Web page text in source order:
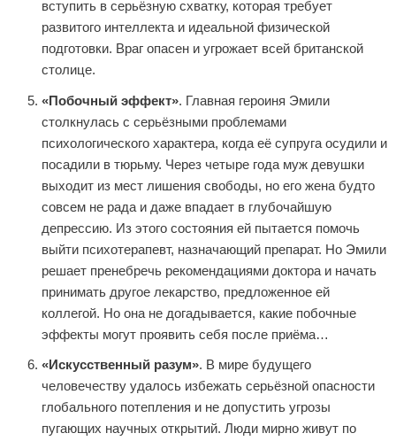
вступить в серьёзную схватку, которая требует
развитого интеллекта и идеальной физической
подготовки. Враг опасен и угрожает всей британской
столице.
«Побочный эффект». Главная героиня Эмили
столкнулась с серьёзными проблемами
психологического характера, когда её супруга осудили и
посадили в тюрьму. Через четыре года муж девушки
выходит из мест лишения свободы, но его жена будто
совсем не рада и даже впадает в глубочайшую
депрессию. Из этого состояния ей пытается помочь
выйти психотерапевт, назначающий препарат. Но Эмили
решает пренебречь рекомендациями доктора и начать
принимать другое лекарство, предложенное ей
коллегой. Но она не догадывается, какие побочные
эффекты могут проявить себя после приёма…
«Искусственный разум». В мире будущего
человечеству удалось избежать серьёзной опасности
глобального потепления и не допустить угрозы
пугающих научных открытий. Люди мирно живут по